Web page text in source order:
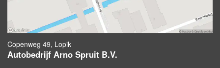
Copenweg 49, Lopik
Autobedrijf Arno Spruit B.V.